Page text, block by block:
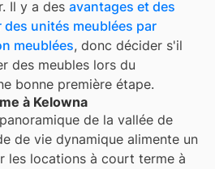
Il y a des avantages et des
unités meublées par
meublées, donc décider s'il
des meubles lors du
bonne première étape.
à Kelowna
de la vallée de
de vie dynamique alimente un
les locations à court terme à